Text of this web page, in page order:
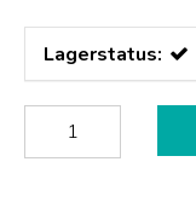
Lagerstatus: